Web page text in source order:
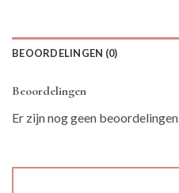
BEOORDELINGEN (0)
Beoordelingen
Er zijn nog geen beoordelingen.